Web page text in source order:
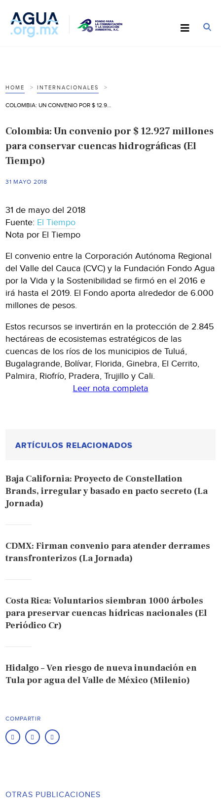
HOME INTERNACIONALES
Colombia: Un convenio por $ 12.927 millones
para conservar cuencas hidrográficas (El
Tiempo)
31 MAYO 2018
31 de mayo del 2018
Fuente: El Tiempo
Nota por El Tiempo
El convenio entre la Corporación Autónoma Regional
del Valle del Cauca (CVC) y la Fundación Fondo Agua
por la Vida y la Sostenibilidad se firmó en el 2016 e
irá hasta el 2019. El Fondo aporta alrededor de 6.000
millones de pesos.
Estos recursos se invertirán en la protección de 2.845
hectáreas de ecosistemas estratégicos de las
cuencas de los ríos de los municipios de Tuluá,
Bugalagrande, Bolívar, Florida, Ginebra, El Cerrito,
Palmira, Riofrío, Pradera, Trujillo y Cali.
Leer nota completa
ARTÍCULOS RELACIONADOS
Baja California: Proyecto de Constellation
Brands, irregular y basado en pacto secreto (La
Jornada)
CDMX: Firman convenio para atender derrames
transfronterizos (La Jornada)
Costa Rica: Voluntarios siembran 1000 árboles
para preservar cuencas hídricas nacionales (El
Periódico Cr)
Hidalgo – Ven riesgo de nueva inundación en
Tula por agua del Valle de México (Milenio)
COMPARTIR
OTRAS PUBLICACIONES